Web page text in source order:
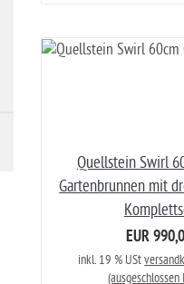
Quellstein Swirl
Gartenbrunnen mit
EUR
inkl. 19 % USt
(ausgeschlossen